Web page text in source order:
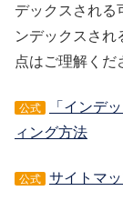
デックスされる
ンデックスされ
点はご理解くだ
公式
「インデ
ィング方法
公式 サイトマ